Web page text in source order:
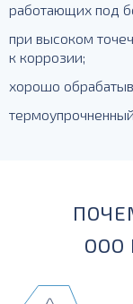
работающих под
при высоком
к коррозии;
хорошо
ООО